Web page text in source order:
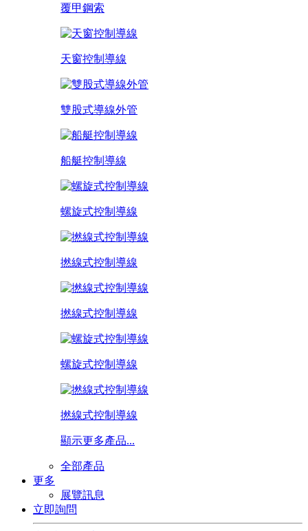
覆甲鋼索
天窗控制導線
雙股式導線外管
船艇控制導線
螺旋式控制導線
撚線式控制導線
撚線式控制導線
螺旋式控制導線
撚線式控制導線
顯示更多產品...
全部產品
更多
展覽訊息
立即詢問